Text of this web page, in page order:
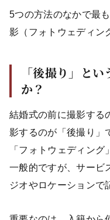
5つの方法のなかで最
影（フォトウェディン
「後撮り」と
か？
結婚式の前に撮影する
影するのが「後撮り」
「フォトウェディン
一般的ですが、サービ
ジオやロケーションで